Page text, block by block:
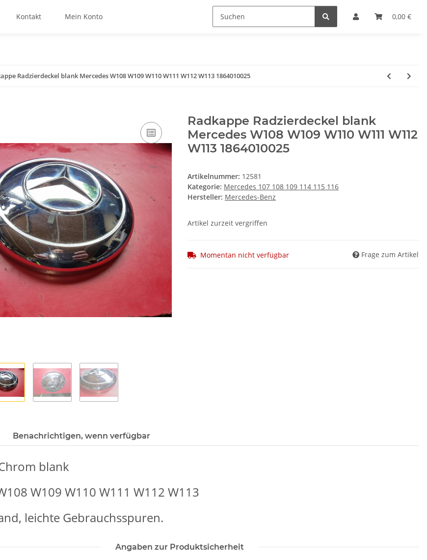
0,00 €
Kontakt Mein Konto
Radzierdeckel blank Mercedes W108 W109 W110 W111 W112 W113 1864010025
Radkappe Radzierdeckel blank
Mercedes W108 W109 W110 W111 W112
W113 1864010025
Artikelnummer: 12581
Kategorie: Mercedes 107 108 109 114 115 116
Hersteller: Mercedes-Benz
Artikel zurzeit vergriffen
Momentan nicht verfügbar Frage zum Artikel
Benachrichtigen, wenn verfügbar
blank
W109 W110 W111 W112 W113
leichte Gebrauchsspuren.
Angaben zur Produktsicherheit